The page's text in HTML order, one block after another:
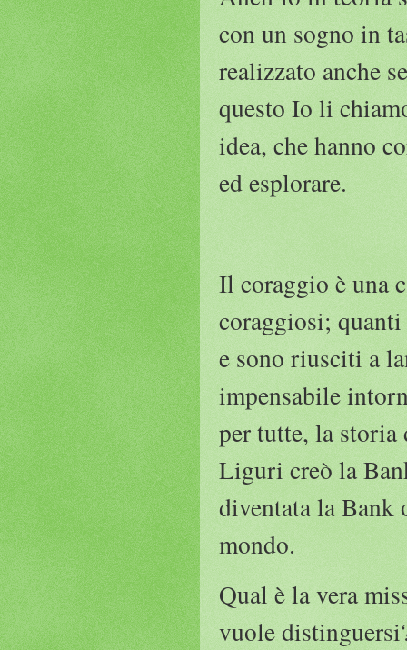
con un sogno in
realizzato anche
questo Io li
idea, che hanno
ed esplorare.
Il coraggio è una
coraggiosi;
e sono riusciti a
impensabile
per tutte, la
Liguri creò la
diventata la Bank
mondo.
Qual è la vera
vuole